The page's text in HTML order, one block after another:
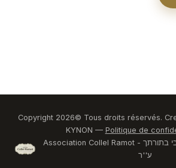
Copyright 2026© Tous droits réservés.
KYNON — Politique de
Association Collel Ramot - יו''ל ע''י כולל רמות לבי בתורתך
ע''ר